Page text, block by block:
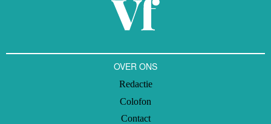
OVER ONS
Redactie
Colofon
Contact